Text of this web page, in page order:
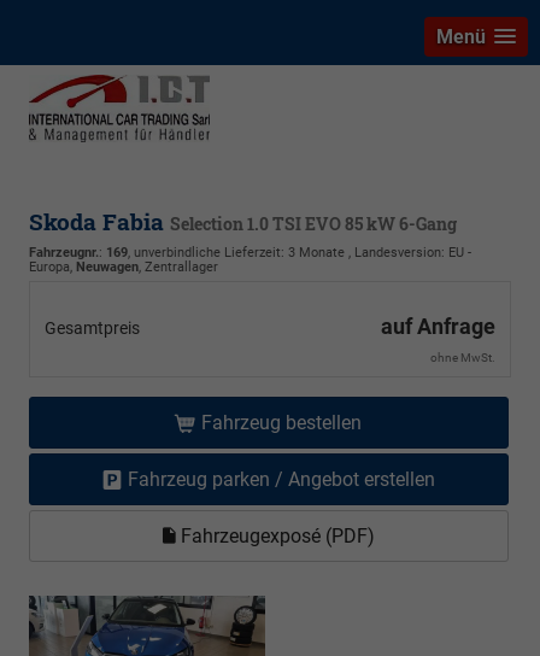
Menü
Skoda Fabia Selection 1.0 TSI EVO 85 kW 6-Gang
Fahrzeugnr.: 169, unverbindliche Lieferzeit: 3 Monate , Landesversion: EU -
Europa, Neuwagen, Zentrallager
Gesamtpreis auf Anfrage
ohne MwSt.
Fahrzeug bestellen
Fahrzeug parken / Angebot erstellen
Fahrzeugexposé (PDF)